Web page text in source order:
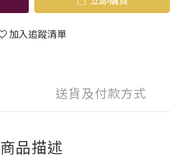
加入追蹤清單
送貨及付款方式
商品描述